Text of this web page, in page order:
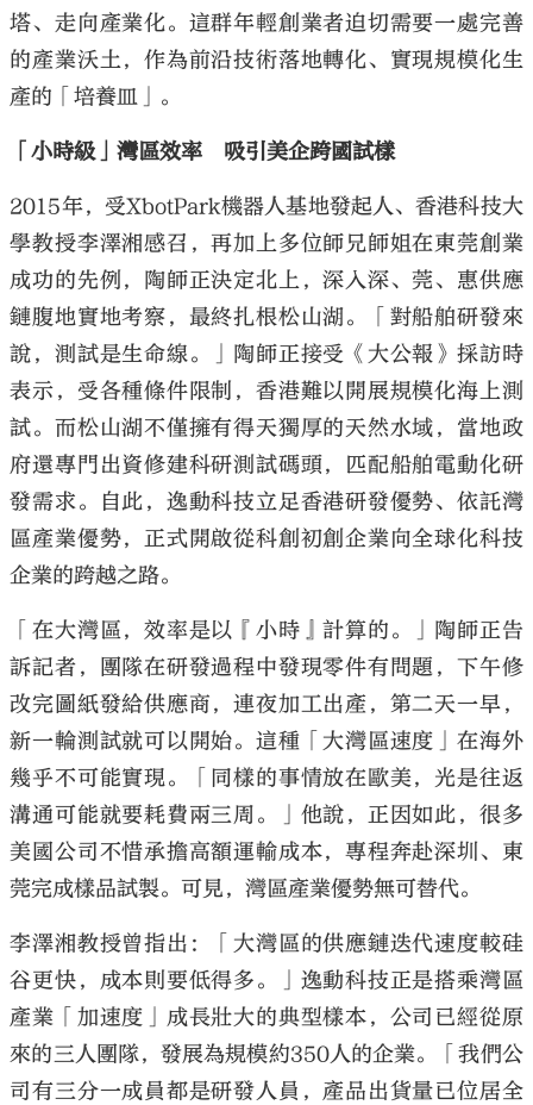
塔、走向產業化。這群年輕創業者迫切需要一處完善
的產業沃土，作為前沿技術落地轉化、實現規模化生
產的「培養皿」。
「小時級」灣區效率 吸引美企跨國試樣
2015年，受XbotPark機器人基地發起人、香港科技大
學教授李澤湘感召，再加上多位師兄師姐在東莞創業
成功的先例，陶師正決定北上，深入深、莞、惠供應
鏈腹地實地考察，最終扎根松山湖。「對船舶研發來
說，測試是生命線。」陶師正接受《大公報》採訪時
表示，受各種條件限制，香港難以開展規模化海上測
試。而松山湖不僅擁有得天獨厚的天然水域，當地政
府還專門出資修建科研測試碼頭，匹配船舶電動化研
發需求。自此，逸動科技立足香港研發優勢、依託灣
區產業優勢，正式開啟從科創初創企業向全球化科技
企業的跨越之路。
「在大灣區，效率是以『小時』計算的。」陶師正告
訴記者，團隊在研發過程中發現零件有問題，下午修
改完圖紙發給供應商，連夜加工出產，第二天一早，
新一輪測試就可以開始。這種「大灣區速度」在海外
幾乎不可能實現。「同樣的事情放在歐美，光是往返
溝通可能就要耗費兩三周。」他說，正因如此，很多
美國公司不惜承擔高額運輸成本，專程奔赴深圳、東
莞完成樣品試製。可見，灣區產業優勢無可替代。
李澤湘教授曾指出：「大灣區的供應鏈迭代速度較硅
谷更快，成本則要低得多。」逸動科技正是搭乘灣區
產業「加速度」成長壯大的典型樣本，公司已經從原
來的三人團隊，發展為規模約350人的企業。「我們公
司有三分一成員都是研發人員，產品出貨量已位居全